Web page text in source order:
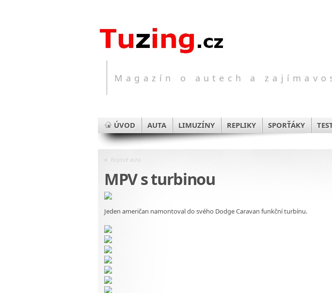
Magazín o autech a
ÚVOD AUTA LIMUZÍNY REPLIKY SPORŤÁKY
« Bojové auta
MPV s turbinou
Jeden američan namontoval do svého Dodge Caravan funkční turbínu.